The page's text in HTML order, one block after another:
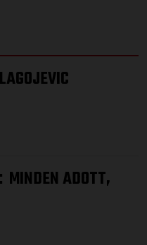
: MINDEN ADOTT,